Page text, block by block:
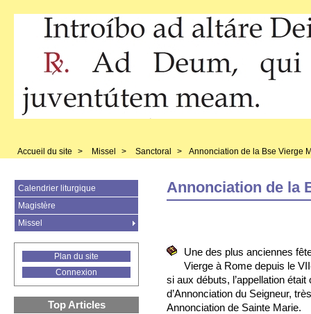
Accueil du site > Missel > Sanctoral > Annonciation de la Bse Vierge
Annonciation de la
Une des plus anciennes
Vierge à Rome depuis le
si aux débuts, l’appellation était
d’Annonciation du Seigneur,
Annonciation de Sainte Marie.
Calendrier liturgique
Magistère
Missel
Plan du site
Connexion
Top Articles